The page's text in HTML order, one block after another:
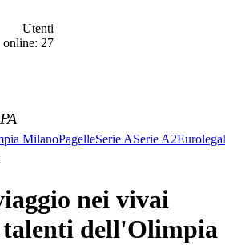
Utenti
online: 27
MilanoPagelleSerie ASerie A2Eurolega
nei vivai
dell'Olimpia